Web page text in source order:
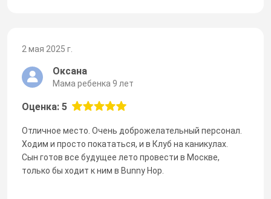
2 мая 2025 г.
Оксана
Мама ребенка 9 лет
Оценка: 5
Отличное место. Очень доброжелательный персонал.
Ходим и просто покататься, и в Клуб на каникулах.
Сын готов все будущее лето провести в Москве,
только бы ходит к ним в Bunny Hop.